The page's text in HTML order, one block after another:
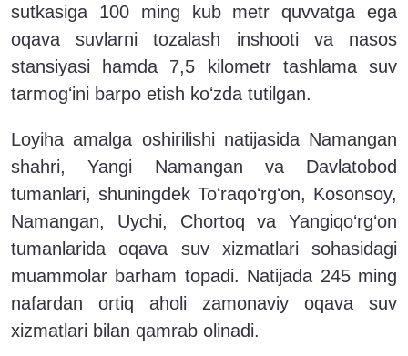
sutkasiga 100 ming kub metr quvvatga ega
oqava suvlarni tozalash inshooti va nasos
stansiyasi hamda 7,5 kilometr tashlama suv
tarmogʻini barpo etish koʻzda tutilgan.
Loyiha amalga oshirilishi natijasida Namangan
shahri, Yangi Namangan va Davlatobod
tumanlari, shuningdek Toʻraqoʻrgʻon, Kosonsoy,
Namangan, Uychi, Chortoq va Yangiqoʻrgʻon
tumanlarida oqava suv xizmatlari sohasidagi
muammolar barham topadi. Natijada 245 ming
nafardan ortiq aholi zamonaviy oqava suv
xizmatlari bilan qamrab olinadi.